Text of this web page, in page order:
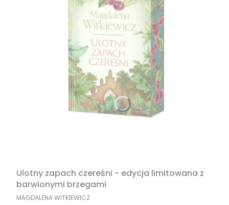
Ulotny zapach czereśni - edycja limitowana z
barwionymi brzegami
PRODUCENT
MAGDALENA WITKIEWICZ